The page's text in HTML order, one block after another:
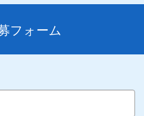
フォーム